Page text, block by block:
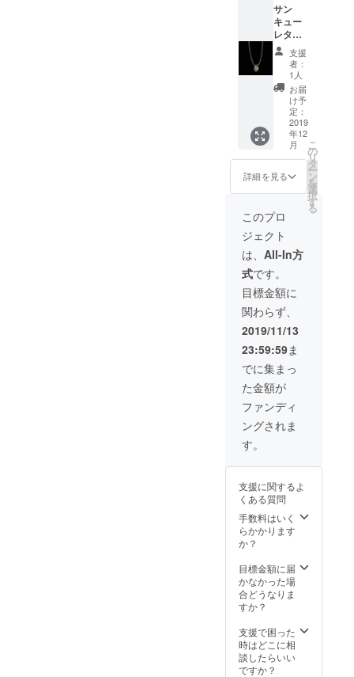
サン
キュー
レター
＋セレ
クトア
クセサ
リーor
クリエ
イター
様との
コラボ
商品ピ
ルケー
ス(画像
5枚目)
メン
バーが
韓国に
行き直
接セレ
クトし
て買い
付けて
きたア
クセサ
リーと
共にリ
ターン
させて
いただ
きま
す。 ※
画像の
中から
びリ
させて
いただ
きま
す。ク
リエイ
とのコ
ラボ商
品は在
庫に限
ります
のでそ
の場合
セレク
支援
者：
1人
お届
け予
定：
2019
年12
月
詳細を見る
こ
の
リ
タ
ー
ン
を
選
択
す
る
このプロ
ジェクト
は、 All-In方
式です。
目標金額に
関わらず、
2019/11/13
23:59:59ま
でに集まっ
た金額が
ファンディ
ングされま
す。
支援に関するよ
くある質問
手数料はいく
らかかります
か？
目標金額に届
かなかった場
合どうなりま
すか？
支援で困った
時はどこに相
談したらいい
ですか？